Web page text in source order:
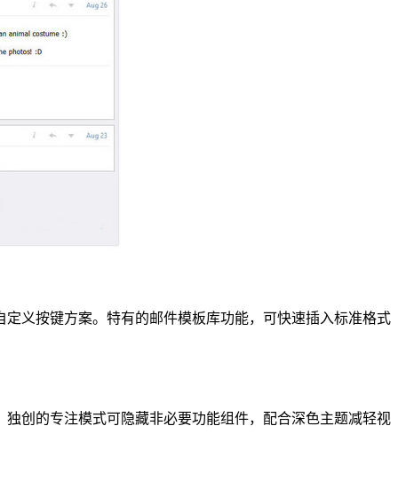
义按键方案。特有的邮件模板库功能，可快速插入标准格式
创的专注模式可隐藏非必要功能组件，配合深色主题减轻视